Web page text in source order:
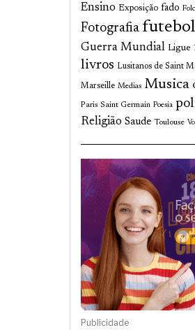
Ensino Exposição fado
Fotografia futebol
Guerra Mundial Ligue
livros Lusitanos de Saint
Marseille Medias Musica
Paris Saint Germain Poesia
Religião Saude Toulouse
Publicidade